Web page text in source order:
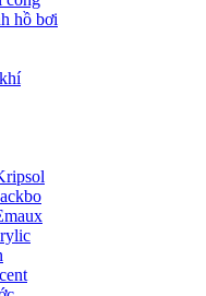
hồ bơi